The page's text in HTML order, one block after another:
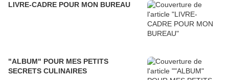
LIVRE-CADRE POUR MON BUREAU
"ALBUM" POUR MES PETITS
SECRETS CULINAIRES